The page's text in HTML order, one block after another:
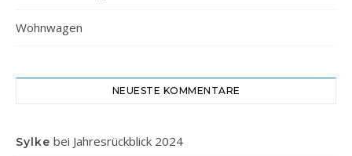
Wohnwagen
NEUESTE KOMMENTARE
Sylke bei Jahresrückblick 2024